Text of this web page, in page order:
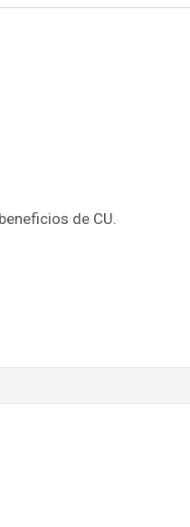
de CU.